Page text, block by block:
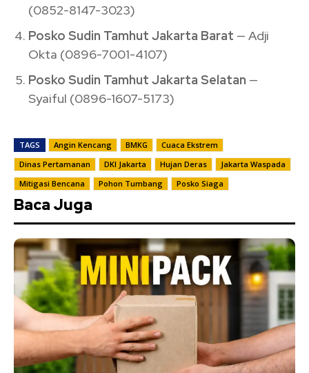
(0852-8147-3023)
Posko Sudin Tamhut Jakarta Barat — Adji
Okta (0896-7001-4107)
Posko Sudin Tamhut Jakarta Selatan —
Syaiful (0896-1607-5173)
TAGS Angin Kencang BMKG
Cuaca Ekstrem
Dinas Pertamanan
DKI Jakarta Hujan Deras
Jakarta Waspada
Mitigasi Bencana
Pohon Tumbang Posko Siaga
Baca Juga